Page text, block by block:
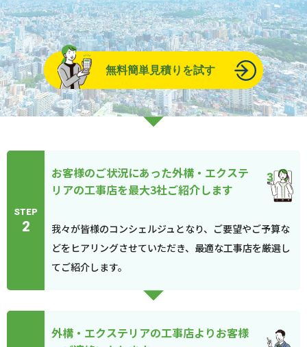
無料簡単見積りを試す
STEP
2
お客様のご状況にあった外構・エクステ
リアの工事店を最大3社ご紹介します
我々が皆様のコンシェルジュとなり、ご要望やご予算な
どをヒアリングさせていただき、最適な工事店を厳選し
てご紹介します。
外構・エクステリアの工事店よりお客様